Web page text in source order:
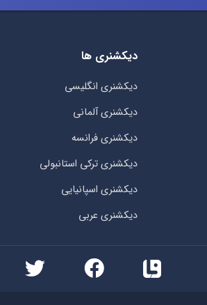
دیکشنری ها
دیکشنری انگلیسی
دیکشنری آلمانی
دیکشنری فرانسه
دیکشنری ترکی استانبولی
دیکشنری اسپانیایی
دیکشنری عربی